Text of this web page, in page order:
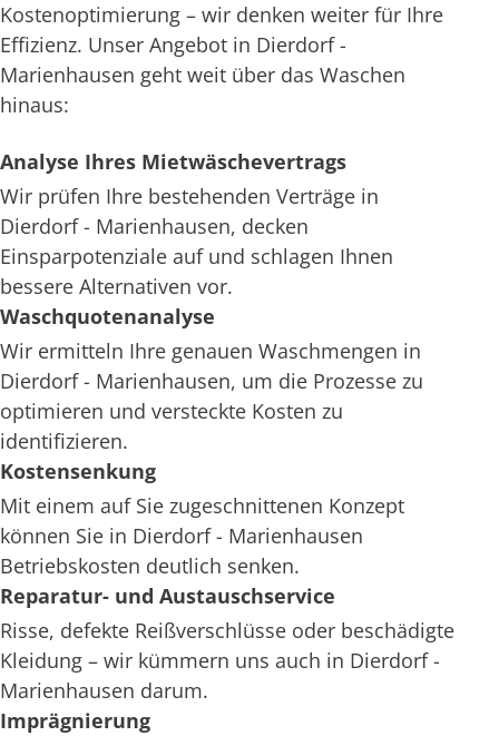
Kostenoptimierung – wir denken weiter für Ihre
Effizienz. Unser Angebot in Dierdorf -
Marienhausen geht weit über das Waschen
hinaus:
Analyse Ihres Mietwäschevertrags
Wir prüfen Ihre bestehenden Verträge in
Dierdorf - Marienhausen, decken
Einsparpotenziale auf und schlagen Ihnen
bessere Alternativen vor.
Waschquotenanalyse
Wir ermitteln Ihre genauen Waschmengen in
Dierdorf - Marienhausen, um die Prozesse zu
optimieren und versteckte Kosten zu
identifizieren.
Kostensenkung
Mit einem auf Sie zugeschnittenen Konzept
können Sie in Dierdorf - Marienhausen
Betriebskosten deutlich senken.
Reparatur- und Austauschservice
Risse, defekte Reißverschlüsse oder beschädigte
Kleidung – wir kümmern uns auch in Dierdorf -
Marienhausen darum.
Imprägnierung